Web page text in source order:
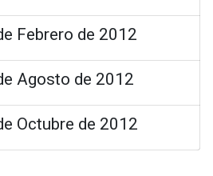
Febrero de 2012
Agosto de 2012
Octubre de 2012